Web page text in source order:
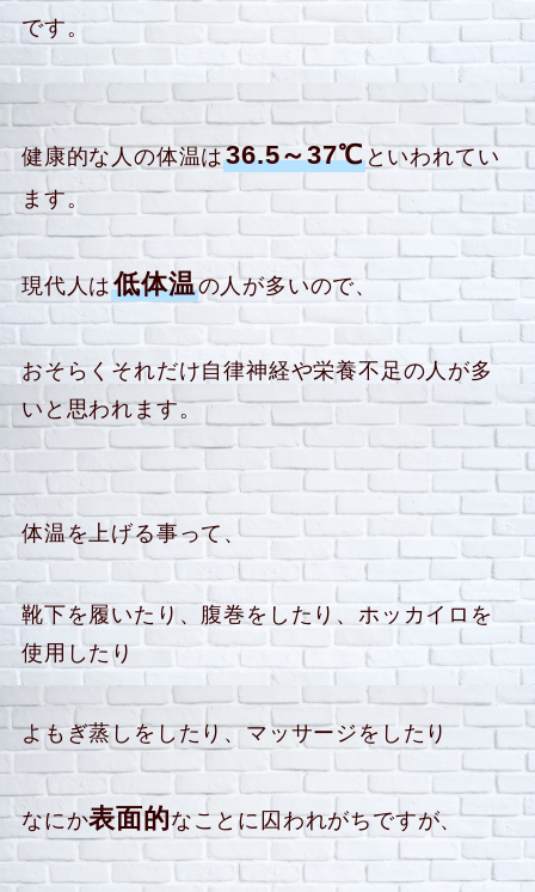
です。
健康的な人の体温は36.5～37℃といわれてい
ます。
現代人は低体温の人が多いので、
おそらくそれだけ自律神経や栄養不足の人が多
いと思われます。
体温を上げる事って、
靴下を履いたり、腹巻をしたり、ホッカイロを
使用したり
よもぎ蒸しをしたり、マッサージをしたり
なにか表面的なことに囚われがちですが、